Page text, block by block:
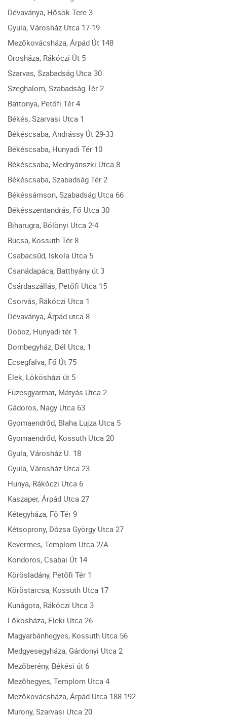
Dévaványa, Hősök Tere 3
Gyula, Városház Utca 17-19
Mezőkovácsháza, Árpád Út 148
Orosháza, Rákóczi Út 5
Szarvas, Szabadság Utca 30
Szeghalom, Szabadság Tér 2
Battonya, Petőfi Tér 4
Békés, Szarvasi Utca 1
Békéscsaba, Andrássy Út 29-33
Békéscsaba, Hunyadi Tér 10
Békéscsaba, Mednyánszki Utca 8
Békéscsaba, Szabadság Tér 2
Békéssámson, Szabadság Utca 66
Békésszentandrás, Fő Utca 30
Biharugra, Bölönyi Utca 2-4
Bucsa, Kossuth Tér 8
Csabacsűd, Iskola Utca 5
Csanádapáca, Batthyány út 3
Csárdaszállás, Petőfi Utca 15
Csorvás, Rákóczi Utca 1
Dévaványa, Árpád utca 8
Doboz, Hunyadi tér 1
Dombegyház, Dél Utca, 1
Ecsegfalva, Fő Út 75
Elek, Lökösházi út 5
Füzesgyarmat, Mátyás Utca 2
Gádoros, Nagy Utca 63
Gyomaendrőd, Blaha Lujza Utca 5
Gyomaendrőd, Kossuth Utca 20
Gyula, Városház U. 18
Gyula, Városház Utca 23
Hunya, Rákóczi Utca 6
Kaszaper, Árpád Utca 27
Kétegyháza, Fő Tér 9
Kétsoprony, Dózsa György Utca 27
Kevermes, Templom Utca 2/A
Kondoros, Csabai Út 14
Körösladány, Petőfi Tér 1
Köröstarcsa, Kossuth Utca 17
Kunágota, Rákóczi Utca 3
Lőkösháza, Eleki Utca 26
Magyarbánhegyes, Kossuth Utca 56
Medgyesegyháza, Gárdonyi Utca 2
Mezőberény, Békési út 6
Mezőhegyes, Templom Utca 4
Mezőkovácsháza, Árpád Utca 188-192
Murony, Szarvasi Utca 20